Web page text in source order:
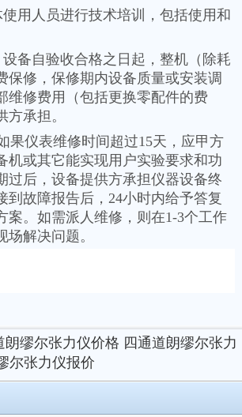
用人员进行技术培训，包括使用和
备自验收合格之日起，整机（除耗
保修，保修期内设备质量或安装调
维修费用（包括更换零配件的费
方承担。
仪表维修时间超过15天，应甲方
机或其它能实现用户实验要求和功
过后，设备提供方承担仪器设备终
到故障报告后，24小时内给予答复
案。如需派人维修，则在1-3个工作
场解决问题。
朗缪尔张力仪价格 四通道朗缪尔张力
尔张力仪报价